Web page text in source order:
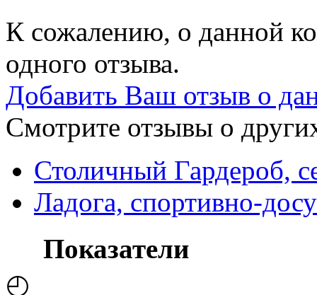
К сожалению, о данной
одного отзыва.
Добавить Ваш отзыв о
Смотрите отзывы о
Столичный Гардероб,
Ладога, спортивно-
Показатели
◴